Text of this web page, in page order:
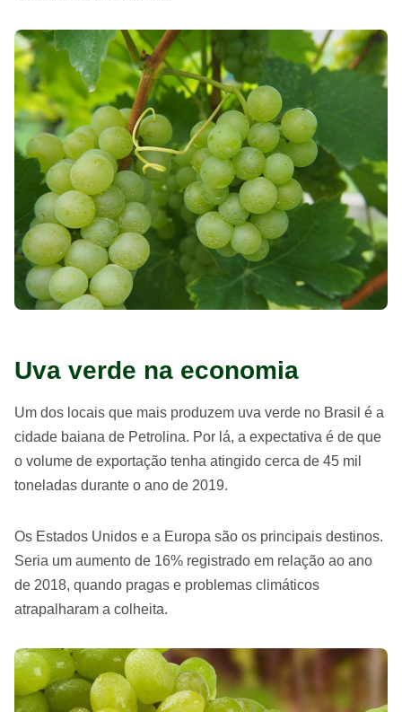
Uva verde na economia
Um dos locais que mais produzem uva verde no Brasil é a
cidade baiana de Petrolina. Por lá, a expectativa é de que
o volume de exportação tenha atingido cerca de 45 mil
toneladas durante o ano de 2019.
Os Estados Unidos e a Europa são os principais destinos.
Seria um aumento de 16% registrado em relação ao ano
de 2018, quando pragas e problemas climáticos
atrapalharam a colheita.